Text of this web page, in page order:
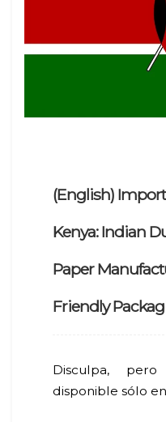
(English)
Kenya: Indian
Paper
Friendly
Disculpa,
disponible sólo